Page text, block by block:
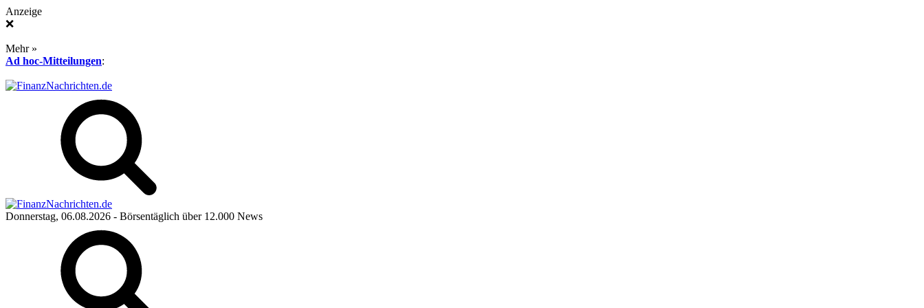
Anzeige
❌
Mehr »
Ad hoc-Mitteilungen:
Donnerstag, 06.08.2026 - Börsentäglich über 12.000 News